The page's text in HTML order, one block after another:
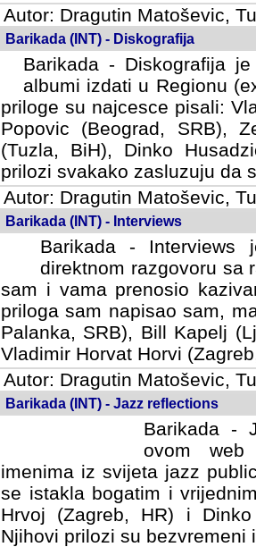
Autor: Dragutin Matoševic,
Barikada (INT) - Diskografija
Barikada - Diskografija
albumi izdati u Regionu
priloge su najcesce pisali:
Popovic (Beograd, SRB),
(Tuzla, BiH), Dinko
prilozi svakako zasluzuju da
Autor: Dragutin Matoševic,
Barikada (INT) - Interviews
Barikada -
direktnom razgovoru sa
sam i vama prenosio
priloga sam napisao sam,
Palanka, SRB), Bill Kapelj
Vladimir Horvat Horvi
Autor: Dragutin Matoševic,
Barikada (INT) - Jazz reflections
Barikada -
ovom web
imenima iz svijeta jazz
se istakla bogatim i
Hrvoj (Zagreb, HR) i
Njihovi prilozi su bezvremeni